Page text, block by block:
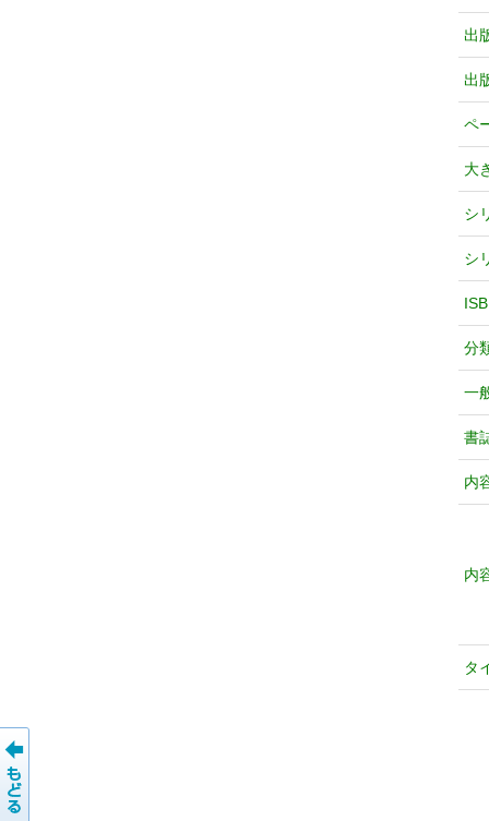
出
出
ペ
大
シ
シ
分
一
書
内
内
タ